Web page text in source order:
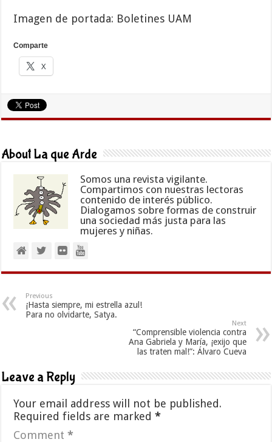
Imagen de portada: Boletines UAM
Comparte
X
About La que Arde
Somos una revista vigilante.
Compartimos con nuestras lectoras
contenido de interés público.
Dialogamos sobre formas de construir
una sociedad más justa para las
mujeres y niñas.
Previous
¡Hasta siempre, mi estrella azul!
Para no olvidarte, Satya.
Next
“Comprensible violencia contra
Ana Gabriela y María, ¡exijo que
las traten mal!”: Álvaro Cueva
Leave a Reply
Your email address will not be published.
Required fields are marked*
Comment*